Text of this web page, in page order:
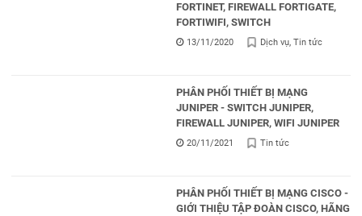
FORTINET, FIREWALL FORTIGATE,
FORTIWIFI, SWITCH
13/11/2020 Dịch vụ Tin tức
PHÂN PHỐI THIẾT BỊ MẠNG
JUNIPER - SWITCH JUNIPER,
FIREWALL JUNIPER, WIFI JUNIPER
20/11/2021 Tin tức
PHÂN PHỐI THIẾT BỊ MẠNG CISCO -
GIỚI THIỆU TẬP ĐOÀN CISCO, HÃNG